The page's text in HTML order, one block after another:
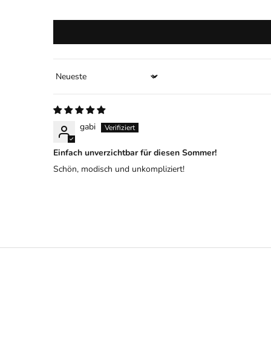
Sort by
gabi
Einfach unverzichtbar für diesen Sommer!
Schön, modisch und unkompliziert!